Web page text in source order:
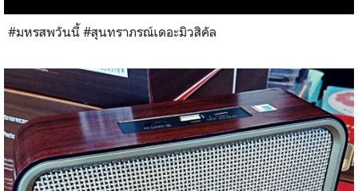
#มหรสพวันนี้ #สุนทราภรณ์เดอะมิวสิคัล